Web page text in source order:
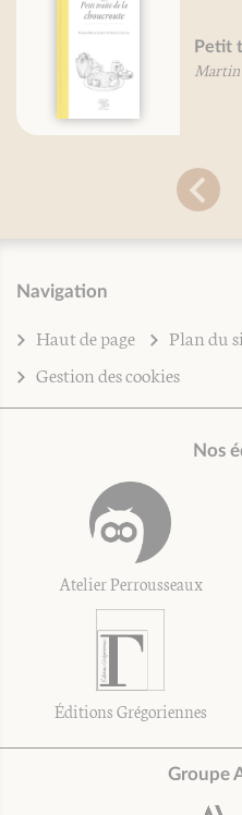
Petit
Martin
Navigation
Haut de page Plan du
Gestion des cookies
Nos
Atelier Perrousseaux
Éditions Grégoriennes
Groupe